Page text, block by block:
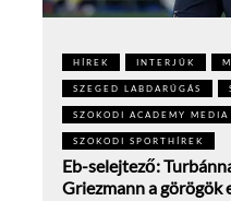
HÍREK INTERJÚK
SZEGED LABDARÚGÁS
SZOKODI ACADEMY MEDIA
SZOKODI SPORTHÍREK
Eb-selejtező:
Griezmann a görögök